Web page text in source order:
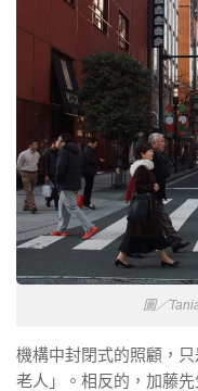
圖／
機構中封閉式的照顧，
老人」。相反的，加藤